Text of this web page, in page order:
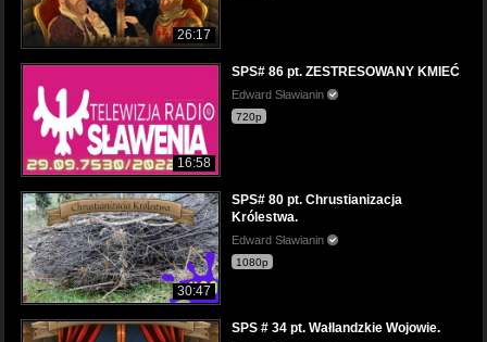
26:17
16:58
SPS# 86 pt. ZESTRESOWANY KMIEĆ
Edward Sławianin
720p
30:47
SPS# 80 pt. Chrustianizacja
Królestwa.
Edward Sławianin
1080p
SPS # 34 pt. Wałlandzkie Wojowie.